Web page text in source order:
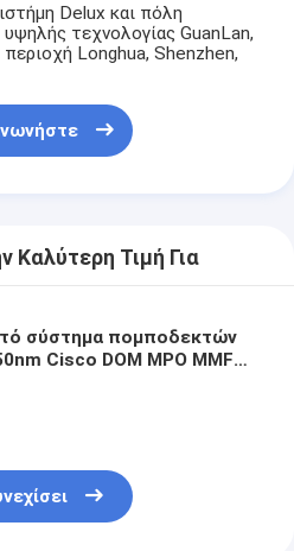
Delux και πόλη
τεχνολογίας GuanLan,
Longhua, Shenzhen,
Καλύτερη Τιμή Για
σύστημα πομποδεκτών
Cisco DOM MPO MMF